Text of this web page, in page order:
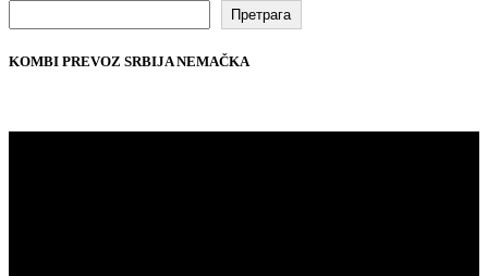
Претрага
KOMBI PREVOZ SRBIJA NEMAČKA